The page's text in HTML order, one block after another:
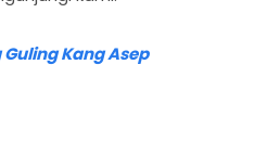
Kang Asep